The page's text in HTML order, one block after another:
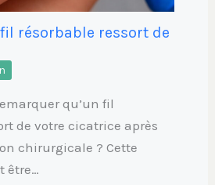
résorbable ressort de
qu’un fil
de votre cicatrice après
chirurgicale ? Cette
être…